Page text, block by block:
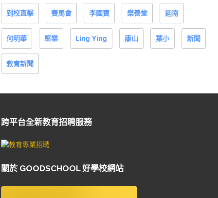
到校直擊 賽馬會 李國寶 樂善堂 迦南
何明華 堅樂 Ling Ying 康山 葉小 新聞
教育新聞
跨平台全新教育招聘服務
關於 GOODSCHOOL 好學校網站